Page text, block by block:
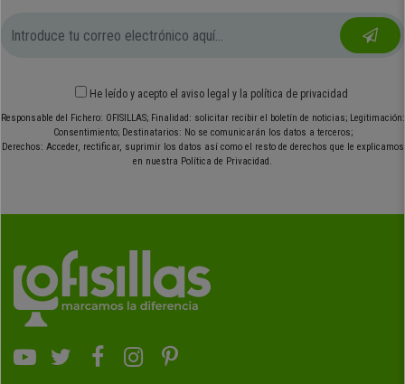
He leído y acepto el aviso legal y la política de privacidad
Responsable del Fichero: OFISILLAS; Finalidad: solicitar recibir el boletín de noticias; Legitimación:
Consentimiento; Destinatarios: No se comunicarán los datos a terceros;
Derechos: Acceder, rectificar, suprimir los datos así como el resto de derechos que le explicamos
en nuestra Política de Privacidad.